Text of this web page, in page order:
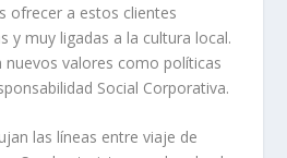
ofrecer a estos clientes
y muy ligadas a la cultura local.
nuevos valores como políticas
Social Corporativa.
las líneas entre viaje de